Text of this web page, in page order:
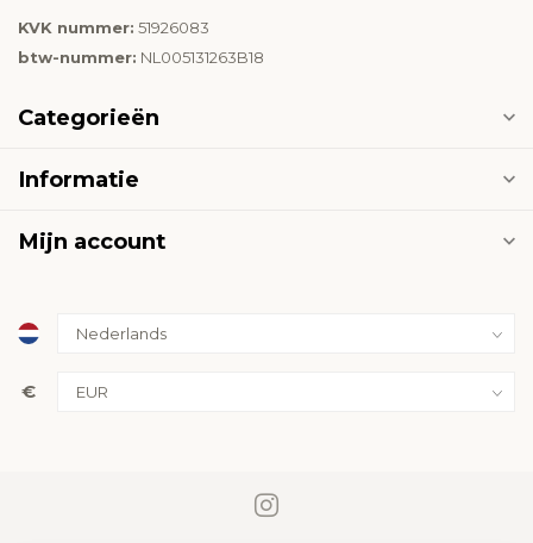
KVK nummer: 51926083
btw-nummer: NL005131263B18
Categorieën
Informatie
Mijn account
€